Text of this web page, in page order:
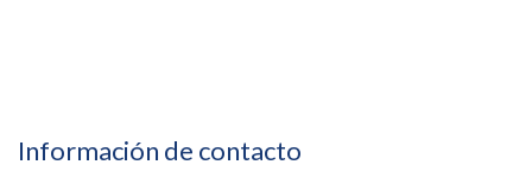
Información de contacto